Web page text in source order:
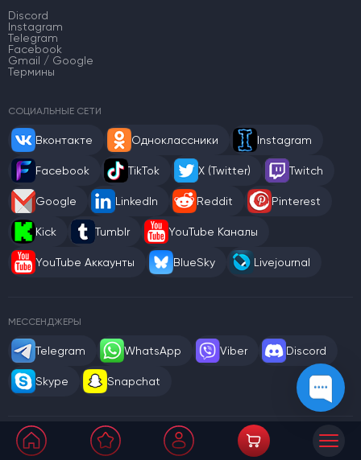
Discord
Instagram
Telegram
Facebook
Gmail / Google
Термины
СОЦИАЛЬНЫЕ СЕТИ
Вконтакте Одноклассники Instagram
Facebook TikTok X (Twitter) Twitch
Google LinkedIn Reddit Pinterest
Kick Tumblr YouTube Каналы
YouTube Аккаунты BlueSky Livejournal
МЕССЕНДЖЕРЫ
Telegram WhatsApp Viber Discord
Skype Snapchat
ПОЧТЫ